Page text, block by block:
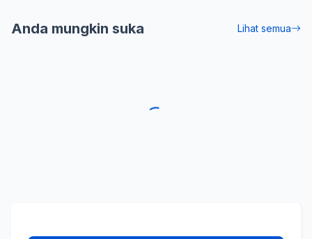
Anda mungkin suka Lihat semua